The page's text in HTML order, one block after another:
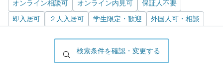
検索条件を確認・変更する
オンライン相談可 オンライン内見可
保証人不要
即入居可
２人入居可 学生限定・歓迎
外国人可・相談